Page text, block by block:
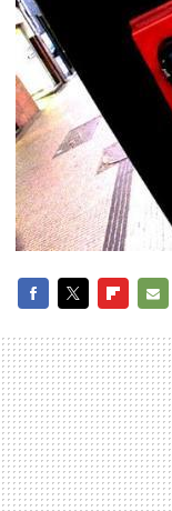
MAIL